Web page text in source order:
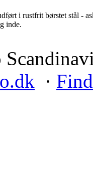
i rustfrit børstet stål -
inde.
·